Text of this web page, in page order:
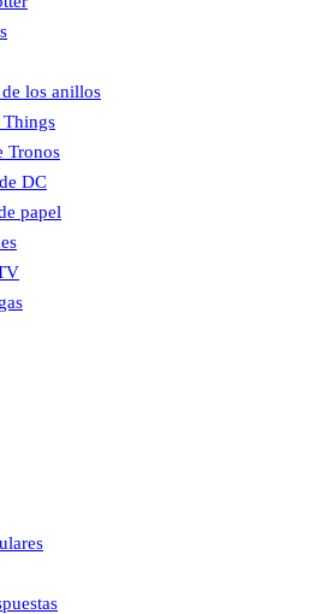
los anillos
Things
Tronos
DC
papel